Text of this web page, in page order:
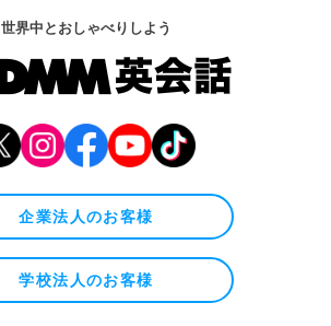
世界中とおしゃべりしよう
企業法人のお客様
学校法人のお客様